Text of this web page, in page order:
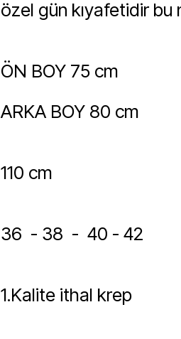
özel gün kıyafetidir
ÖN BOY 75 cm
ARKA BOY 80 cm
110 cm
36 - 38 - 40 - 42
1.Kalite ithal krep